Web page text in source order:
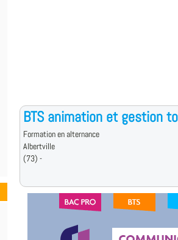
BTS animation et gestion
Formation en alternance
Albertville
(73) -